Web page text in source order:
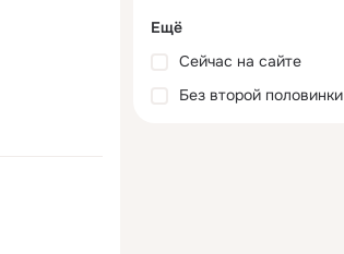
Ещё
Сейчас на сайте
Без второй половинки